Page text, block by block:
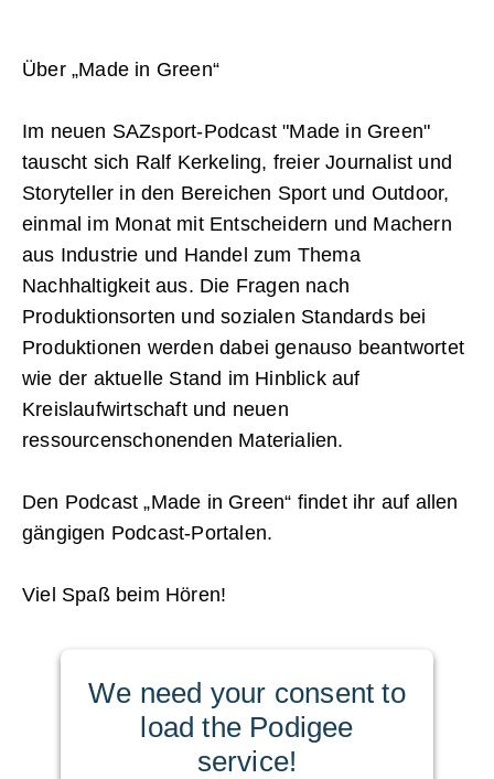
Über „Made in Green“
Im neuen SAZsport-Podcast "Made in Green"
tauscht sich Ralf Kerkeling, freier Journalist und
Storyteller in den Bereichen Sport und Outdoor,
einmal im Monat mit Entscheidern und Machern
aus Industrie und Handel zum Thema
Nachhaltigkeit aus. Die Fragen nach
Produktionsorten und sozialen Standards bei
Produktionen werden dabei genauso beantwortet
wie der aktuelle Stand im Hinblick auf
Kreislaufwirtschaft und neuen
ressourcenschonenden Materialien.
Den Podcast „Made in Green“ findet ihr auf allen
gängigen Podcast-Portalen.
Viel Spaß beim Hören!
We need your consent to
load the Podigee
service!